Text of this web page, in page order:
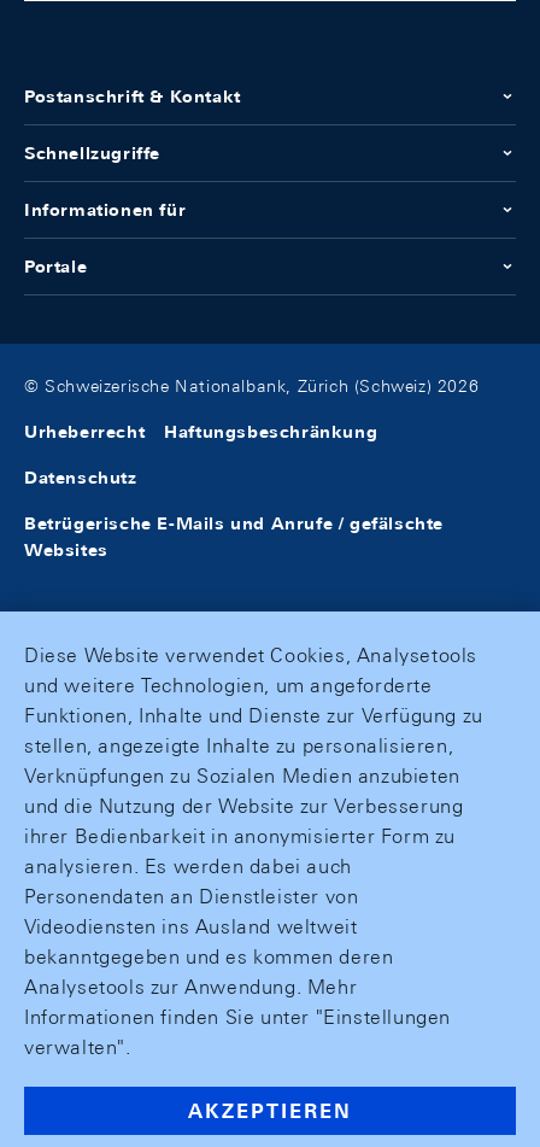
Postanschrift & Kontakt
Schnellzugriffe
Informationen für
Portale
© Schweizerische Nationalbank, Zürich (Schweiz) 2026
Urheberrecht Haftungsbeschränkung
Datenschutz
Betrügerische E-Mails und Anrufe / gefälschte
Websites
Diese Website verwendet Cookies, Analysetools
und weitere Technologien, um angeforderte
Funktionen, Inhalte und Dienste zur Verfügung zu
stellen, angezeigte Inhalte zu personalisieren,
Verknüpfungen zu Sozialen Medien anzubieten
und die Nutzung der Website zur Verbesserung
ihrer Bedienbarkeit in anonymisierter Form zu
analysieren. Es werden dabei auch
Personendaten an Dienstleister von
Videodiensten ins Ausland weltweit
bekanntgegeben und es kommen deren
Analysetools zur Anwendung. Mehr
Informationen finden Sie unter "Einstellungen
verwalten".
AKZEPTIEREN